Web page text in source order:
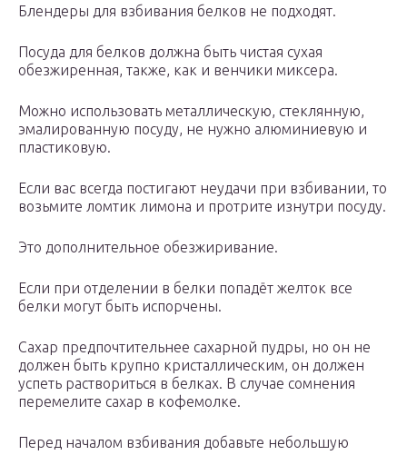
Блендеры для взбивания белков не подходят.
Посуда для белков должна быть чистая сухая
обезжиренная, также, как и венчики миксера.
Можно использовать металлическую, стеклянную,
эмалированную посуду, не нужно алюминиевую и
пластиковую.
Если вас всегда постигают неудачи при взбивании, то
возьмите ломтик лимона и протрите изнутри посуду.
Это дополнительное обезжиривание.
Если при отделении в белки попадёт желток все
белки могут быть испорчены.
Сахар предпочтительнее сахарной пудры, но он не
должен быть крупно кристаллическим, он должен
успеть раствориться в белках. В случае сомнения
перемелите сахар в кофемолке.
Перед началом взбивания добавьте небольшую